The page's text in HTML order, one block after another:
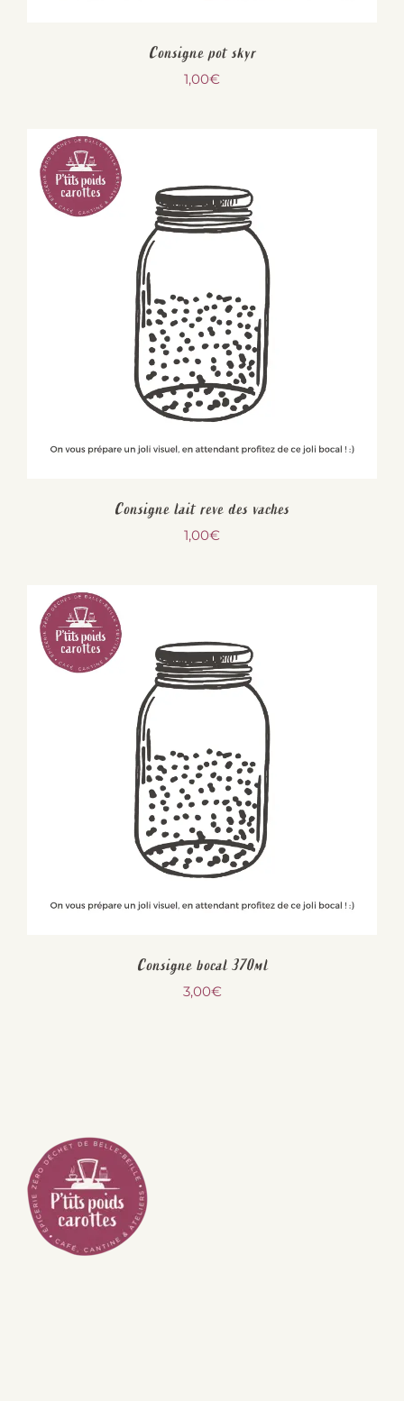
Consigne pot skyr
1,00€
Consigne lait reve des vaches
1,00€
Consigne bocal 370ml
3,00€